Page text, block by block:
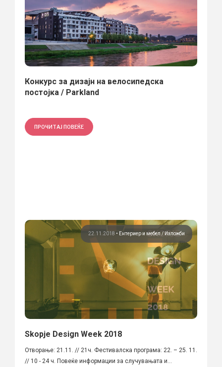
Конкурс за дизајн на велосипедска
постојка / Parkland
ПРОЧИТАЈ ПОВЕЌЕ
22.11.2018 • Ентериер и мебел Изложби
Skopje Design Week 2018
Oтворање: 21.11. // 21ч. Фестивалска програма: 22. – 25. 11.
// 10 - 24 ч. Повеќе информации за случувањата и...